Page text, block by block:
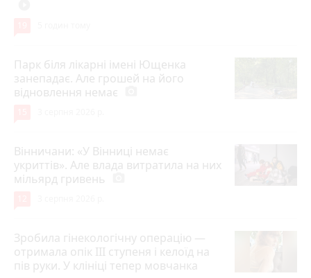
Парк біля лікарні імені Ющенка
занепадає. Але грошей на його
відновлення немає
Вінничани: «У Вінниці немає
укриттів». Але влада витратила на них
мільярд гривень
Зробила гінекологічну операцію —
отримала опік ІІІ ступеня і келоїд на
пів руки. У клініці тепер мовчанка